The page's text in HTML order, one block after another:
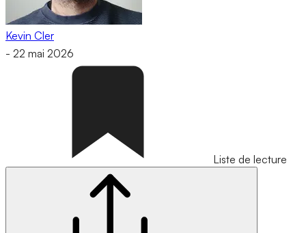
Kevin Cler
- 22 mai 2026
Liste de lecture